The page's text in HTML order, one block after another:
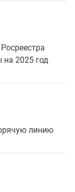
на 2025 год
линию